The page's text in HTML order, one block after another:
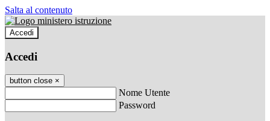
Salta al contenuto
Accedi
Accedi
button close ×
Nome Utente
Password